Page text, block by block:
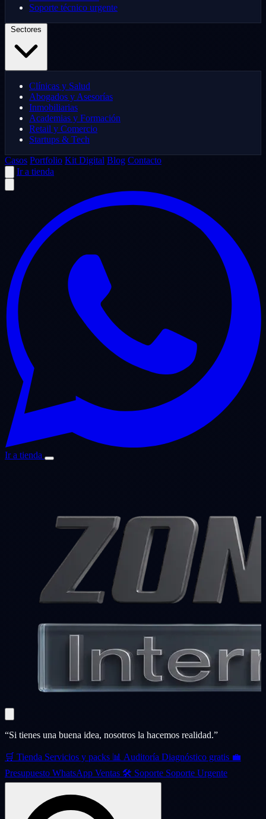
Soporte técnico urgente
Clínicas y Salud
Abogados y Asesorías
Inmobiliarias
Academias y Formación
Retail y Comercio
Startups & Tech
Casos Portfolio Kit Digital Blog Contacto
Ir a tienda
Ir a tienda
“Si tienes una buena idea, nosotros la hacemos realidad.”
🛒 Tienda Servicios y packs 📊 Auditoría Diagnóstico gratis 💼
Presupuesto WhatsApp Ventas 🛠️ Soporte Soporte Urgente